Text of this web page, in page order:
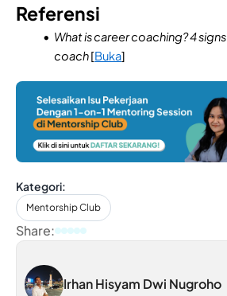
Referensi
What is career coaching? 4
coach[Buka]
Kategori:
Mentorship Club
Share:
Irhan Hisyam Dwi Nugroho